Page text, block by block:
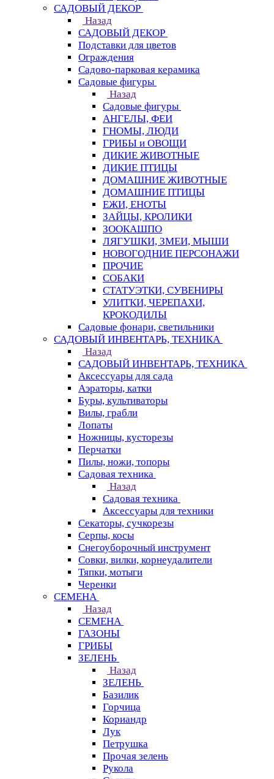
САДОВЫЙ ДЕКОР
Назад
САДОВЫЙ ДЕКОР
Подставки для цветов
Ограждения
Садово-парковая керамика
Садовые фигуры
Назад
Садовые фигуры
АНГЕЛЫ, ФЕИ
ГНОМЫ, ЛЮДИ
ГРИБЫ и ОВОЩИ
ДИКИЕ ЖИВОТНЫЕ
ДИКИЕ ПТИЦЫ
ДОМАШНИЕ ЖИВОТНЫЕ
ДОМАШНИЕ ПТИЦЫ
ЕЖИ, ЕНОТЫ
ЗАЙЦЫ, КРОЛИКИ
ЗООКАШПО
ЛЯГУШКИ, ЗМЕИ, МЫШИ
НОВОГОДНИЕ ПЕРСОНАЖИ
ПРОЧИЕ
СОБАКИ
СТАТУЭТКИ, СУВЕНИРЫ
УЛИТКИ, ЧЕРЕПАХИ,
КРОКОДИЛЫ
Садовые фонари, светильники
САДОВЫЙ ИНВЕНТАРЬ, ТЕХНИКА
Назад
САДОВЫЙ ИНВЕНТАРЬ, ТЕХНИКА
Аксессуары для сада
Аэраторы, катки
Буры, культиваторы
Вилы, грабли
Лопаты
Ножницы, кусторезы
Перчатки
Пилы, ножи, топоры
Садовая техника
Назад
Садовая техника
Аксессуары для техники
Секаторы, сучкорезы
Серпы, косы
Снегоуборочный инструмент
Совки, вилки, корнеудалители
Тяпки, мотыги
Черенки
СЕМЕНА
Назад
СЕМЕНА
ГАЗОНЫ
ГРИБЫ
ЗЕЛЕНЬ
Назад
ЗЕЛЕНЬ
Базилик
Горчица
Кориандр
Лук
Петрушка
Прочая зелень
Рукола